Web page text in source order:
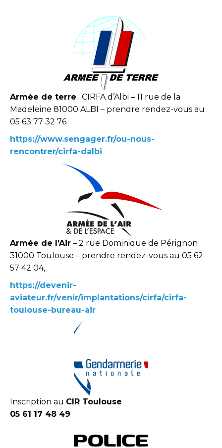
Armée de terre : CIRFA d’Albi – 11 rue de la
Madeleine 81000 ALBI – prendre rendez-vous au
05 63 77 32 76
https://www.sengager.fr/ou-nous-
rencontrer/cirfa-dalbi
Armée de l’Air – 2 rue Dominique de Pérignon
31000 Toulouse – prendre rendez-vous au 05 62
57 42 04,
https://devenir-
aviateur.fr/venir/implantations/cirfa/cirfa-
toulouse-bureau-air
Inscription au CIR Toulouse
05 61 17 48 49